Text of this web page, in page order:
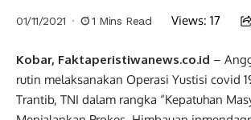
01/11/2021 1 Mins Read Views: 17
Kobar, Faktaperistiwanews.co.id –
rutin melaksanakan Operasi Yustisi covid
Trantib, TNI dalam rangka “Kepatuhan